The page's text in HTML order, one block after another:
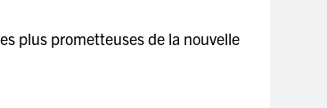
plus prometteuses de la nouvelle